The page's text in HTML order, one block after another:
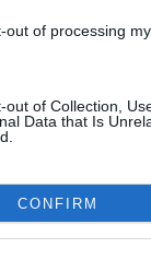
out of processing
out of Collection,
Data that Is
CONFIRM
Votre